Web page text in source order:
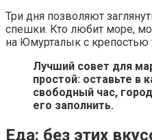
Три дня позволяют
спешки. Кто любит море,
на Юмурталык с крепостью
Лучший совет для
простой: оставьте в
свободный час,
его заполнить.
Еда: без этих